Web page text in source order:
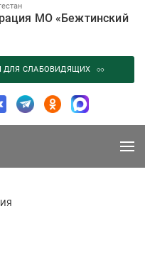
МО «Бежтинский
ДЛЯ СЛАБОВИДЯЩИХ